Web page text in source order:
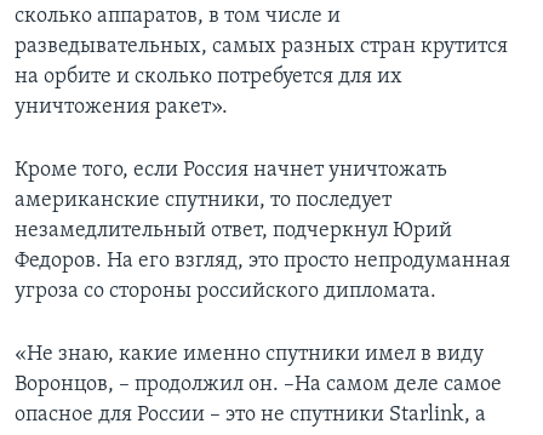
сколько аппаратов, в том числе и
разведывательных, самых разных стран крутится
на орбите и сколько потребуется для их
уничтожения ракет».
Кроме того, если Россия начнет уничтожать
американские спутники, то последует
незамедлительный ответ, подчеркнул Юрий
Федоров. На его взгляд, это просто непродуманная
угроза со стороны российского дипломата.
«Не знаю, какие именно спутники имел в виду
Воронцов, – продолжил он. –На самом деле самое
опасное для России – это не спутники Starlink, а